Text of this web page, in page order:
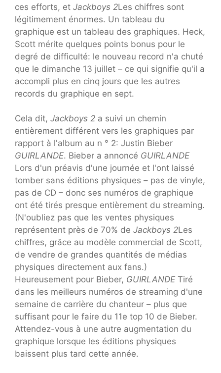
ces efforts, et Jackboys 2Les chiffres sont
légitimement énormes. Un tableau du
graphique est un tableau des graphiques. Heck,
Scott mérite quelques points bonus pour le
degré de difficulté: le nouveau record n'a chuté
que le dimanche 13 juillet – ce qui signifie qu'il a
accompli plus en cinq jours que les autres
records du graphique en sept.
Cela dit, Jackboys 2 a suivi un chemin
entièrement différent vers les graphiques par
rapport à l'album au n ° 2: Justin Bieber
GUIRLANDE. Bieber a annoncé GUIRLANDE
Lors d'un préavis d'une journée et l'ont laissé
tomber sans éditions physiques – pas de vinyle,
pas de CD – donc ses numéros de graphique
ont été tirés presque entièrement du streaming.
(N'oubliez pas que les ventes physiques
représentent près de 70% de Jackboys 2Les
chiffres, grâce au modèle commercial de Scott,
de vendre de grandes quantités de médias
physiques directement aux fans.)
Heureusement pour Bieber, GUIRLANDE Tiré
dans les meilleurs numéros de streaming d'une
semaine de carrière du chanteur – plus que
suffisant pour le faire du 11e top 10 de Bieber.
Attendez-vous à une autre augmentation du
graphique lorsque les éditions physiques
baissent plus tard cette année.